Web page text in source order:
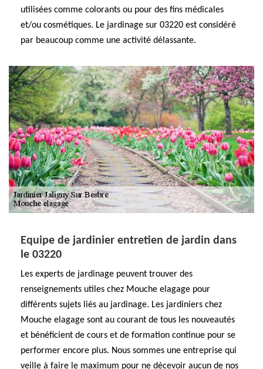
utilisées comme colorants ou pour des fins médicales
et/ou cosmétiques. Le jardinage sur 03220 est considéré
par beaucoup comme une activité délassante.
Equipe de jardinier entretien de jardin dans
le 03220
Les experts de jardinage peuvent trouver des
renseignements utiles chez Mouche elagage pour
différents sujets liés au jardinage. Les jardiniers chez
Mouche elagage sont au courant de tous les nouveautés
et bénéficient de cours et de formation continue pour se
performer encore plus. Nous sommes une entreprise qui
veille à faire le maximum pour ne décevoir aucun de nos